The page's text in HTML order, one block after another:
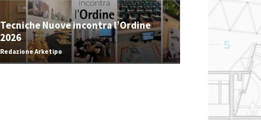
Tecniche Nuove incontra l’Ordine
2026
Redazione Arketipo